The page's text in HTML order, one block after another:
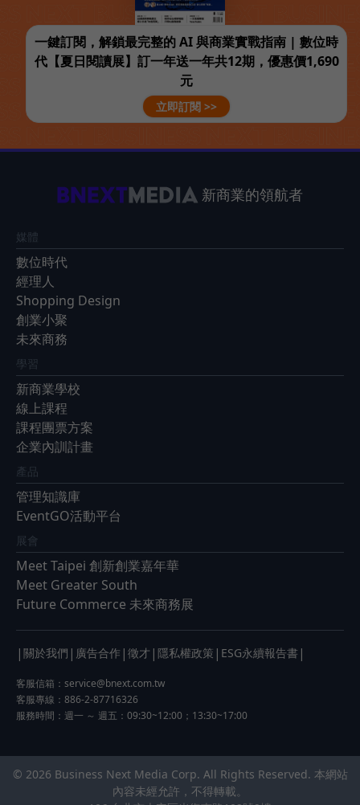
一鍵訂閱，解鎖最完整的 AI 與商業實戰指南 | 數位時
代【夏日閱讀展】訂一年送一年共12期，優惠價1,690
元
立即訂閱 >>
新商業的領航者
媒體
數位時代
經理人
Shopping Design
創業小聚
未來商務
學習
新商業學校
線上課程
課程團票方案
企業內訓計畫
產品
管理知識庫
EventGO活動平台
展會
Meet Taipei 創新創業嘉年華
Meet Greater South
Future Commerce 未來商務展
| 關於我們 | 廣告合作 | 徵才 | 隱私權政策 | ESG永續報告書 |
客服信箱： service@bnext.com.tw
客服專線：886-2-87716326
服務時間：週一 ～ 週五：09:30~12:00；13:30~17:00
© 2026 Business Next Media Corp. All Rights Reserved. 本網站
內容未經允許，不得轉載。